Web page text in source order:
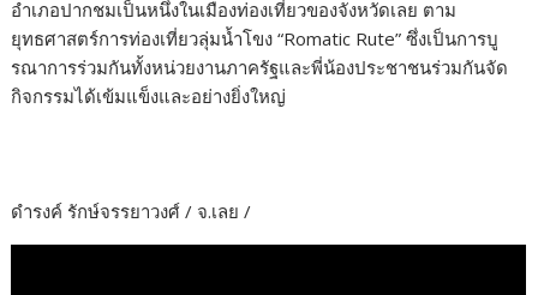
อำเภอปากชมเป็นหนึ่งในเมืองท่องเที่ยวของจังหวัดเลย ตาม
ยุทธศาสตร์การท่องเที่ยวลุ่มน้ำโขง “Romatic Rute” ซึ่งเป็นการบู
รณาการร่วมกันทั้งหน่วยงานภาครัฐและพี่น้องประชาชนร่วมกันจัด
กิจกรรมได้เข้มแข็งและอย่างยิ่งใหญ่
ดำรงค์ รักษ์จรรยาวงศ์ / จ.เลย /